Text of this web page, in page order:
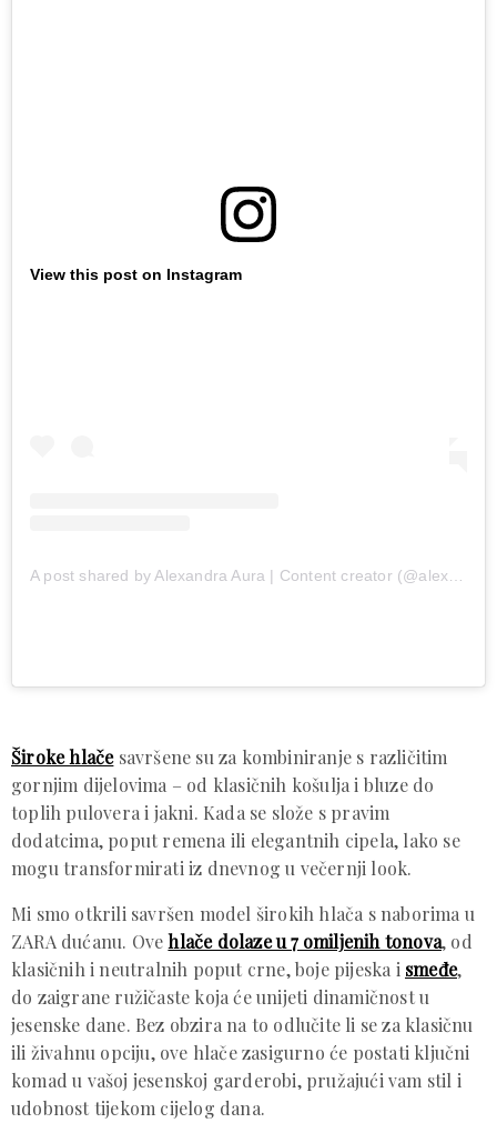
View this post on Instagram
Široke hlačesavršene su za kombiniranje s različitim
gornjim dijelovima – od klasičnih košulja i bluze do
toplih pulovera i jakni. Kada se slože s pravim
dodatcima, poput remena ili elegantnih cipela, lako se
mogu transformirati iz dnevnog u večernji look.
Mi smo otkrili savršen model širokih hlača s naborima u
ZARA dućanu. Ovehlače dolaze u 7 omiljenih tonova, od
klasičnih i neutralnih poput crne, boje pijeska i smeđe,
do zaigrane ružičaste koja će unijeti dinamičnost u
jesenske dane. Bez obzira na to odlučite li se za klasičnu
ili živahnu opciju, ove hlače zasigurno će postati ključni
komad u vašoj jesenskoj garderobi, pružajući vam stil i
udobnost tijekom cijelog dana.